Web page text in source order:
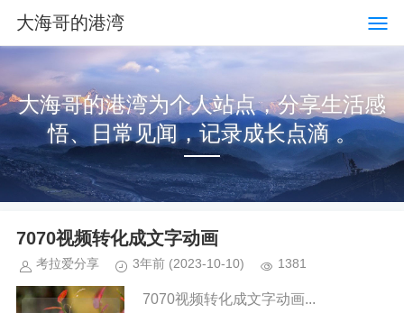
大海哥的港湾
大海哥的港湾为个人站点，分享生活感
悟、日常见闻，记录成长点滴 。
7070视频转化成文字动画
考拉爱分享 3年前 (2023-10-10) 1381
7070视频转化成文字动画...